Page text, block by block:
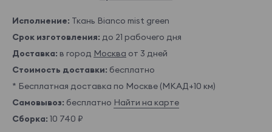
Исполнение: Ткань Bianco mist green
Срок изготовления: до 21 рабочего дня
Доставка: в город Москва от 3 дней
Стоимость доставки: бесплатно
* Бесплатная доставка по Москве (МКАД+10 км)
Самовывоз: бесплатно Найти на карте
Сборка: 10 740 ₽